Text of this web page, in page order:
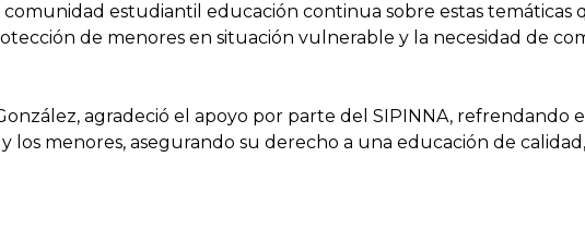
comunidad estudiantil educación continua sobre estas
de menores en situación vulnerable y la necesidad de
agradeció el apoyo por parte del SIPINNA, refrendando
los menores, asegurando su derecho a una educación de